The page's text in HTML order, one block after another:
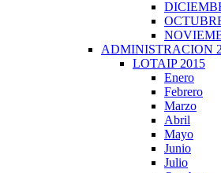
ADMINISTRACION
LOTAIP 2015
Enero
Febrero
Marzo
Abril
Mayo
Junio
Julio